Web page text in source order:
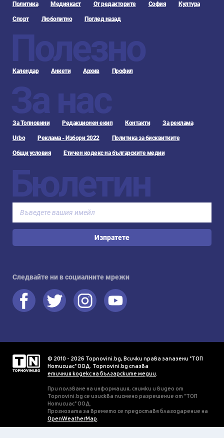
Политика Медиякаст От редакторите София Култура
Спорт Любопитно Поглед назад
Полезно
Календар Анкети Архив Профил
За нас
За Топновини Редакционен екип Контакти За реклама
Urbo Реклама - Избори 2022 Политика за бисквитките
Общи условия Етичен кодекс на българските медии
Бюлетин
Изпратете
Следвайте ни в социалните мрежи
© 2010 - 2026 Topnovini.bg, Всички права запазени "ТОП
Нотисиас" ООД. Topnovini.bg спазва
етичния кодекс на българските медии.
При ползване на информация, снимки и видео от
Topnovini.bg се изисква писмено разрешение от "ТОП
Нотисиас" ООД.
Прогнозата за времето се предоставя благодарение на
OpenWeatherMap.